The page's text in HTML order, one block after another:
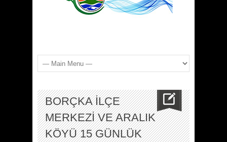
BORÇKA İLÇE
MERKEZİ VE ARALIK
KÖYÜ 15 GÜNLÜK